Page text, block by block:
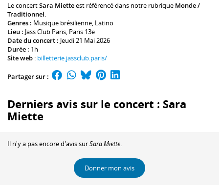
Le concertSara Mietteest référencé dans notre rubrique Monde /
Traditionnel.
Genres : Musique brésilienne, Latino
Lieu : Jass Club Paris, Paris 13e
Date du concert : Jeudi 21 Mai 2026
Durée : 1h
Site web : billetterie.jassclub.paris/
Partager sur :
Derniers avis sur le concert : Sara
Miette
Il n'y a pas encore d'avis surSara Miette.
Donner mon avis